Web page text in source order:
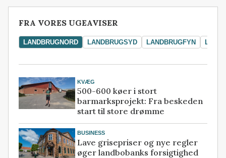
FRA VORES UGEAVISER
LANDBRUGNORD LANDBRUGSYD LANDBRUGFYN
KVÆG
500-600 køer i stort
barmarksprojekt: Fra beskeden
start til store drømme
BUSINESS
Lave grisepriser og nye regler
øger landbobanks forsigtighed